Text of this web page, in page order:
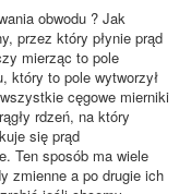
obwodu ? Jak
przez który płynie prąd
mierząc to pole
który to pole wytworzył
cęgowe mierniki
rdzeń, na który
się prąd
Ten sposób ma wiele
zmienne a po drugie ich